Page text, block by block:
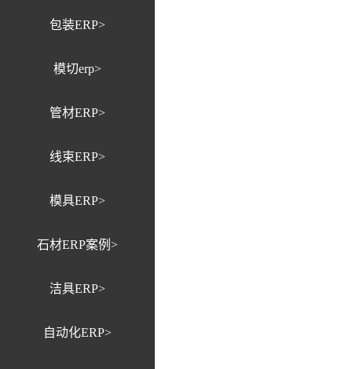
包装ERP>
模切erp>
管材ERP>
线束ERP>
模具ERP>
石材ERP案例>
洁具ERP>
自动化ERP>